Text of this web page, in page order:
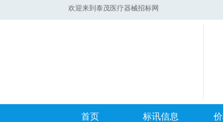
欢迎来到泰茂医疗器械招标网
首页 标讯信息